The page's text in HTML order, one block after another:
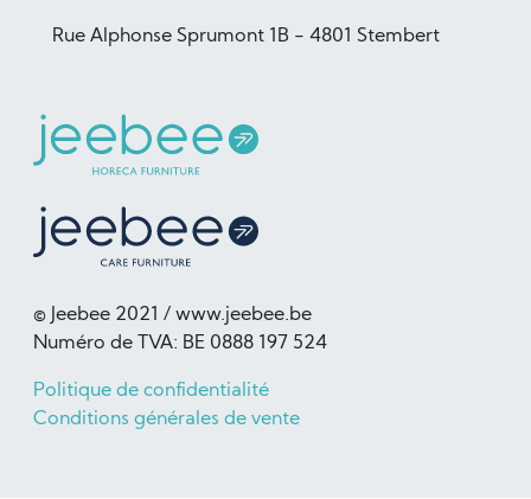
Rue Alphonse Sprumont 1B - 4801 Stembert
© Jeebee 2021 / www.jeebee.be
Numéro de TVA: BE 0888 197 524
Politique de confidentialité
Conditions générales de vente